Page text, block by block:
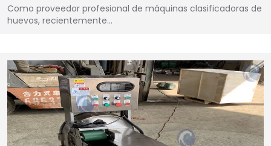
Como proveedor profesional de máquinas clasificadoras de
huevos, recientemente…